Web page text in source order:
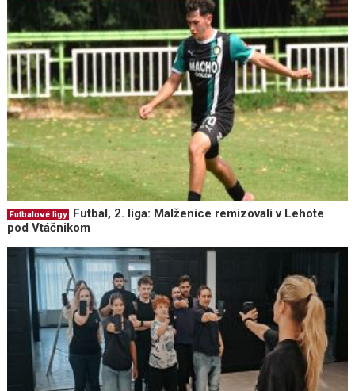
Futbalové ligy
Futbal, 2. liga: Malženice remizovali v Lehote
pod Vtáčnikom